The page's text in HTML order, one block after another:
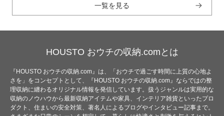
一覧を見る
HOUSTO おウチの収納.comとは
『HOUSTO おウチの収納.com』は、「おウチで過ごす時間に上質の心地よ
さを」をコンセプトとして、『HOUSTO おウチの収納.com』ならではの整
理収納に纏わるオリジナル情報を発信しています。扱うジャンルは実用的な
収納のノウハウから最新収納アイテムや家具、インテリア雑貨といったプロ
ダクト、住まいの安全対策、著名人によるブログやインタビュー記事まで。